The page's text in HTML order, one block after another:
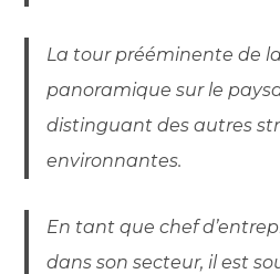
La tour prééminente de
panoramique sur le
distinguant des autres
environnantes.
En tant que chef
dans son secteur, il est